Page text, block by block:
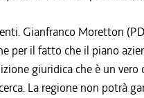
Gianfranco Moretton
per il fatto che il piano
giuridica che è un
La regione non potrà